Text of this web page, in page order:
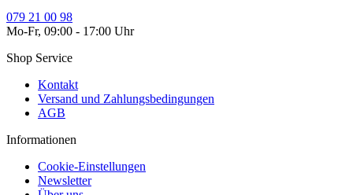
079 21 00 98
Mo-Fr, 09:00 - 17:00 Uhr
Shop Service
Kontakt
Versand und Zahlungsbedingungen
AGB
Informationen
Cookie-Einstellungen
Newsletter